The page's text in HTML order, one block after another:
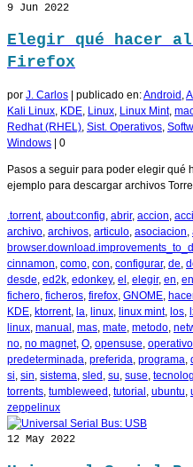
9 Jun 2022
Elegir qué hacer
Firefox
por J. Carlos publicado en:Android ,
Kali Linux, KDE, Linux, Linux Mint,
Redhat (RHEL), Sist. Operativos,
Windows
0
Pasos a seguir para poder elegir qué
ejemplo para descargar archivos
.torrent, about:config, abrir, accion,
archivo, archivos, articulo, asociacion,
cinnamon, como, con, configurar, de,
desde, ed2k, edonkey, el , elegir, en,
fichero, ficheros, firefox, GNOME,
KDE, ktorrent, la, linux, linux mint, los,
linux, manual , mas, mate, metodo,
no, no magnet, O, opensuse, operativo
predeterminada, preferida, programa,
si, sin, sistema, sled , su, suse,
torrents, tumbleweed , tutorial , ubuntu,
zeppelinux
12 May 2022